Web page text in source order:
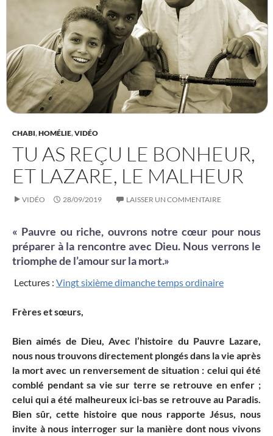
CHABI,HOMÉLIE,VIDÉO
TU AS REÇU LE BONHEUR,
ET LAZARE, LE MALHEUR
VIDÉO 28/09/2019 LAISSER UN COMMENTAIRE
« Pauvre ou riche, ouvrons notre cœur pour nous
préparer à la rencontre avec Dieu. Nous verrons le
triomphe de l’amour sur la mort.»
Lectures : Vingt sixième dimanche temps ordinaire
Frères et sœurs,
Bien aimés de Dieu, Avec l’histoire du Pauvre Lazare,
nous nous trouvons directement plongés dans la vie après
la mort avec un renversement de situation : celui qui été
comblé pendant sa vie sur terre se retrouve en enfer ;
celui qui a été malheureux ici-bas se retrouve au Paradis.
Bien sûr, cette histoire que nous rapporte Jésus, nous
invite à nous interroger sur la manière dont nous vivons